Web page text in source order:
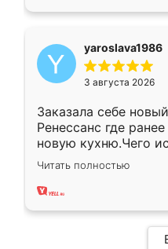
yaroslava1986
3 августа 2026
Заказала себе
Ренессанс где
новую кухню.Чего
вполне довольна.
два года, нареканий
Читать полностью